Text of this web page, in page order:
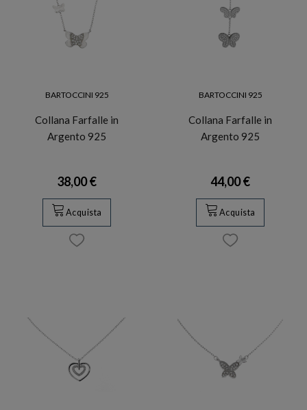
BARTOCCINI 925
Collana Farfalle in
Argento 925
38,00 €
Acquista
BARTOCCINI 925
Collana Farfalle in
Argento 925
44,00 €
Acquista